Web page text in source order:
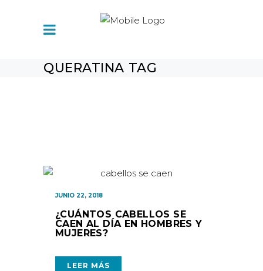
QUERATINA TAG
JUNIO 22, 2018
¿CUÁNTOS CABELLOS SE
CAEN AL DÍA EN HOMBRES Y
MUJERES?
LEER MÁS